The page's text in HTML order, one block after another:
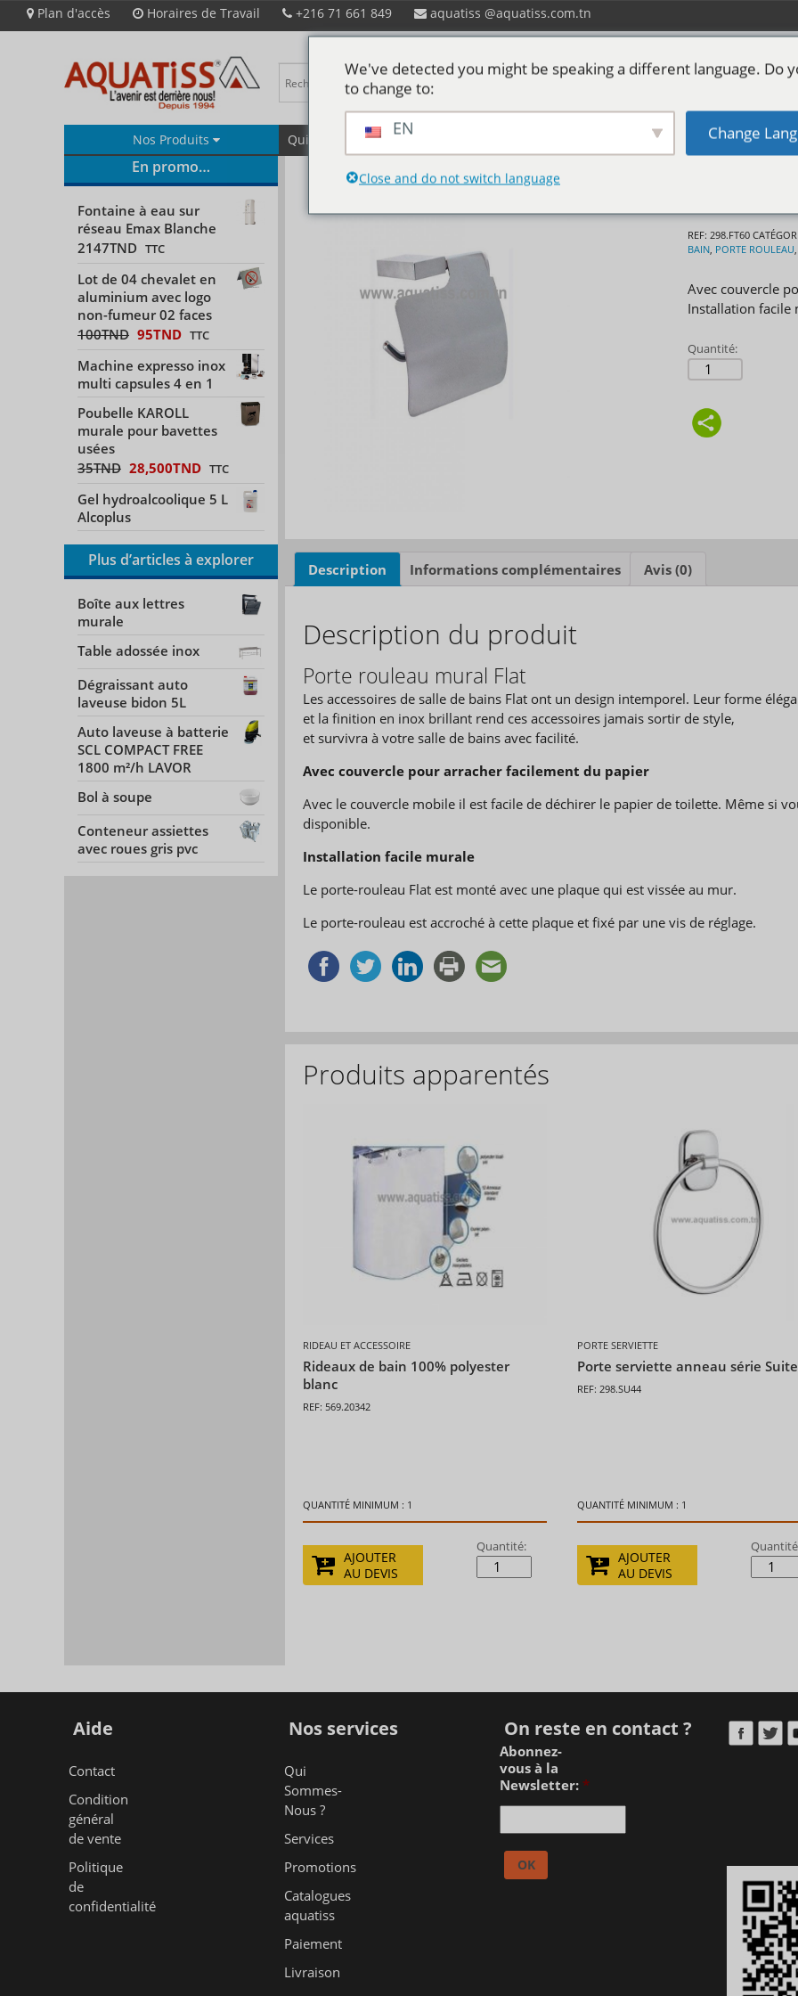
Plan d'accès Horaires de Travail +216 71 661 849 aquatiss aquatiss.com.tn
Nos Produits Qui Sommes-Nous ? Services
REF: 298.FT60
BAIN, PORTE ROULEAU
Avec couvercle
Installation facile
Quantité:
Description Informations complémentaires Avis (0)
Description du produit
Porte rouleau mural Flat
Les accessoires de salle de bains Flat ont un design intemporel. Leur forme
et la finition en inox brillant rend ces accessoires jamais sortir de style,
et survivra à votre salle de bains avec facilité.
Avec couvercle pour arracher facilement du papier
Avec le couvercle mobile il est facile de déchirer le papier de toilette. Même si
disponible.
Installation facile murale
Le porte-rouleau Flat est monté avec une plaque qui est vissée au mur.
Le porte-rouleau est accroché à cette plaque et fixé par une vis de réglage.
Produits apparentés
RIDEAU ET ACCESSOIRE
Rideaux de bain 100% polyester
blanc
REF: 569.20342
QUANTITÉ MINIMUM : 1
Quantité:
AJOUTER
AU DEVIS
PORTE SERVIETTE
Porte serviette anneau série Suite
REF: 298.SU44
QUANTITÉ MINIMUM : 1
AJOUTER
AU DEVIS
En promo…
Fontaine à eau sur
réseau Emax Blanche
2147TND TTC
Lot de 04 chevalet en
aluminium avec logo
non-fumeur 02 faces
100TND 95TND TTC
Machine expresso inox
multi capsules 4 en 1
Poubelle KAROLL
murale pour bavettes
usées
35TND 28,500TND TTC
Gel hydroalcoolique 5 L
Alcoplus
Plus d’articles à explorer
Boîte aux lettres
murale
Table adossée inox
Dégraissant auto
laveuse bidon 5L
Auto laveuse à batterie
SCL COMPACT FREE
1800 m²/h LAVOR
Bol à soupe
Conteneur assiettes
avec roues gris pvc
Aide
Contact
Condition
général
de vente
Politique
de
confidentialité
Nos services
Qui
Sommes-
Nous ?
Services
Promotions
Catalogues
aquatiss
Paiement
Livraison
On reste en contact ?
Abonnez-
vous à la
Newsletter: *
We've detected you might be speaking a different language. Do
to change to:
EN Change
Close and do not switch language